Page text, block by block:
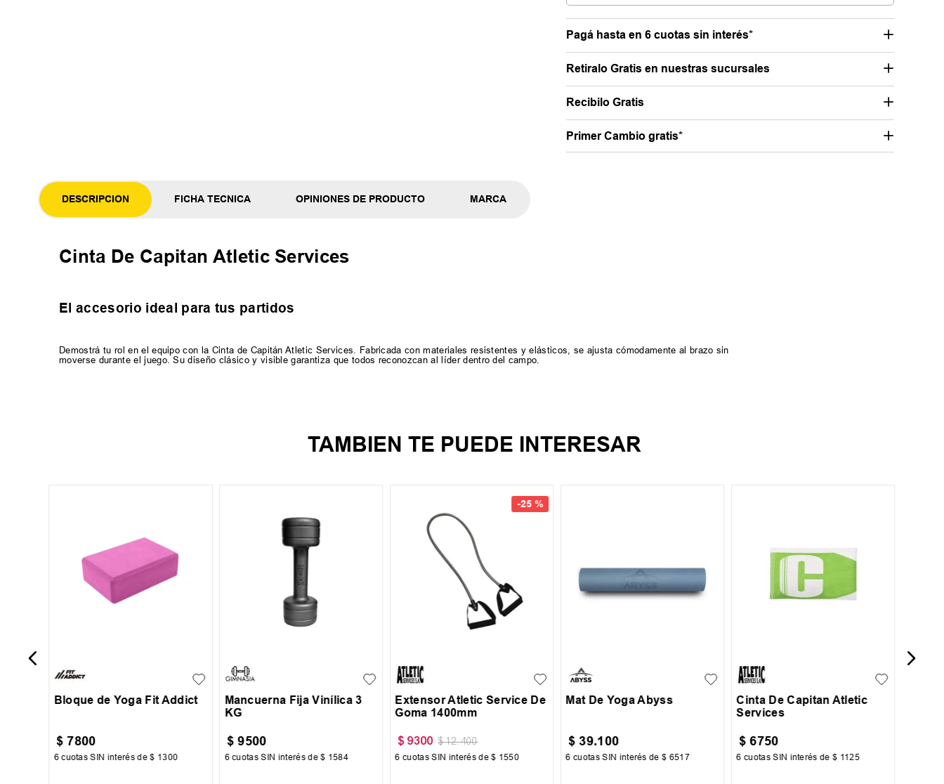
Pagá hasta en 6 cuotas sin interés*
Retiralo Gratis en nuestras sucursales
Recibilo Gratis
Primer Cambio gratis*
DESCRIPCION FICHA TECNICA OPINIONES DE PRODUCTO MARCA
Cinta De Capitan Atletic Services
El accesorio ideal para tus partidos
Demostrá tu rol en el equipo con la Cinta de Capitán Atletic Services. Fabricada con materiales resistentes y elásticos, se ajusta cómodamente al brazo sin
moverse durante el juego. Su diseño clásico y visible garantiza que todos reconozcan al líder dentro del campo.
TAMBIEN TE PUEDE INTERESAR
Bloque de Yoga Fit Addict
$ 7800
6 cuotas SIN interés de$ 1300
Mancuerna Fija Vinílica 3
KG
$ 9500
6 cuotas SIN interés de$ 1584
-25 %
Extensor Atletic Service De
Goma 1400mm
$ 9300 $ 12.400
6 cuotas SIN interés de$ 1550
Mat De Yoga Abyss
$ 39.100
6 cuotas SIN interés de$ 6517
Cinta De Capitan Atletic
Services
$ 6750
6 cuotas SIN interés de$ 1125